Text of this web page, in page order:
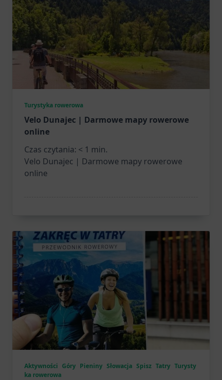
Turystyka rowerowa
Velo Dunajec | Darmowe mapy rowerowe
online
Czas czytania: < 1 min.
Velo Dunajec | Darmowe mapy rowerowe
online
Aktywności Góry Pieniny Słowacja Spisz Tatry Turysty
ka rowerowa